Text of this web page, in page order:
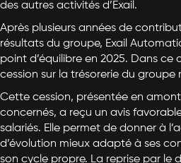
des autres activités d’Exail.
Après plusieurs années de
résultats du groupe, Exail
point d’équilibre en 2025. Dans
cession sur la trésorerie du groupe
Cette cession, présentée en
concernés, a reçu un avis
salariés. Elle permet de donner à
d’évolution mieux adapté à ses
son cycle propre. La reprise par le